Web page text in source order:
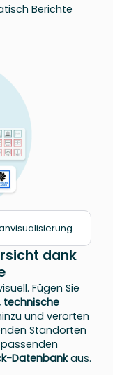
Berichte
dank
Fügen Sie
technische
und verorten
Standorten
Datenbankaus.